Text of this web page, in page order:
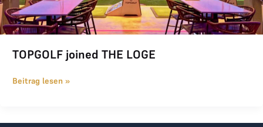
TOPGOLF joined THE LOGE
Beitrag lesen »